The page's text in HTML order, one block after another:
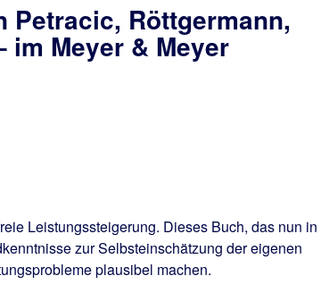
Petracic, Röttgermann,
im Meyer & Meyer
Leistungssteigerung. Dieses Buch, das nun in
zur Selbsteinschätzung der eigenen
plausibel machen.